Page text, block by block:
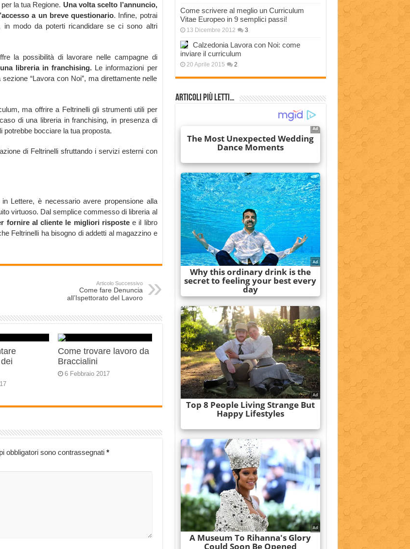
la tua Regione. Una volta scelto l’annuncio,
a un breve questionario. Infine, potrai
modo da poterti ricandidare se ci sono altri
la possibilità di lavorare nelle campagne di
libreria in franchising. Le informazioni per
“Lavora con Noi”, ma direttamente nelle
ma offrire a Feltrinelli gli strumenti utili per
di una libreria in franchising, in presenza di
potrebbe bocciare la tua proposta.
di Feltrinelli sfruttando i servizi esterni con
Lettere, è necessario avere propensione alla
virtuoso. Dal semplice commesso di libreria al
fornire al cliente le migliori rispostee il libro
Feltrinelli ha bisogno di addetti al magazzino e
Articolo Successivo
Come fare Denuncia
all’Ispettorato del Lavoro
Come trovare lavoro da
Braccialini
6 Febbraio 2017
obbligatori sono contrassegnati *
Come scrivere al meglio un Curriculum
Vitae Europeo in 9 semplici passi!
13 Dicembre 2012 3
Calzedonia Lavora con Noi: come
inviare il curriculum
20 Aprile 2015 2
Articoli più Letti…